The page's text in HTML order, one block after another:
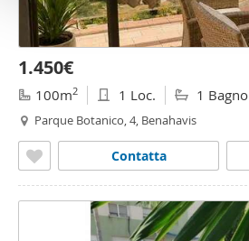
1.450€
100m2 1 Loc. 1 Bagno
Parque Botanico, 4, Benahavis
Contatta